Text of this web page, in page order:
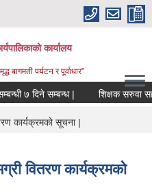
कार्यालय
बागमती पर्यटन र पूर्वाधार”
७ दिने सम्बन्ध | शिक्षक
कार्यक्रमको सूचना |
वितरण कार्यक्रमको